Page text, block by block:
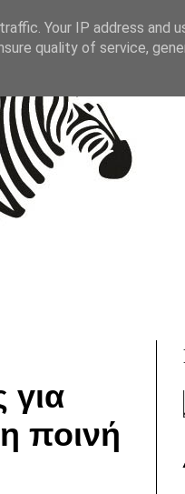
για
ποινή
Your IP address and
quality of service,